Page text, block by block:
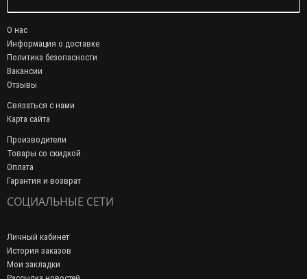
О нас
Информация о доставке
Политика безопасности
Вакансии
Отзывы
Связаться с нами
Карта сайта
Производители
Товары со скидкой
Оплата
Гарантия и возврат
СОЦИАЛЬНЫЕ СЕТИ
Личный кабинет
История заказов
Мои закладки